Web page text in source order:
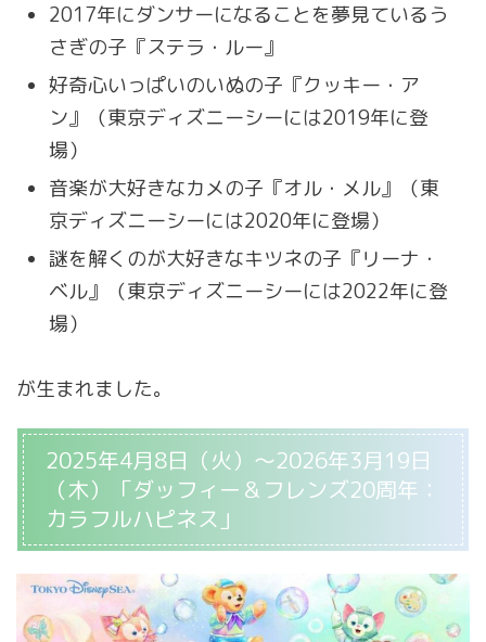
2017年にダンサーになることを夢見ているう
さぎの子『ステラ・ルー』
好奇心いっぱいのいぬの子『クッキー・ア
ン』（東京ディズニーシーには2019年に登
場）
音楽が大好きなカメの子『オル・メル』（東
京ディズニーシーには2020年に登場）
謎を解くのが大好きなキツネの子『リーナ・
ベル』（東京ディズニーシーには2022年に登
場）
が生まれました。
2025年4月8日（火）～2026年3月19日
（木）「ダッフィー＆フレンズ20周年：
カラフルハピネス」